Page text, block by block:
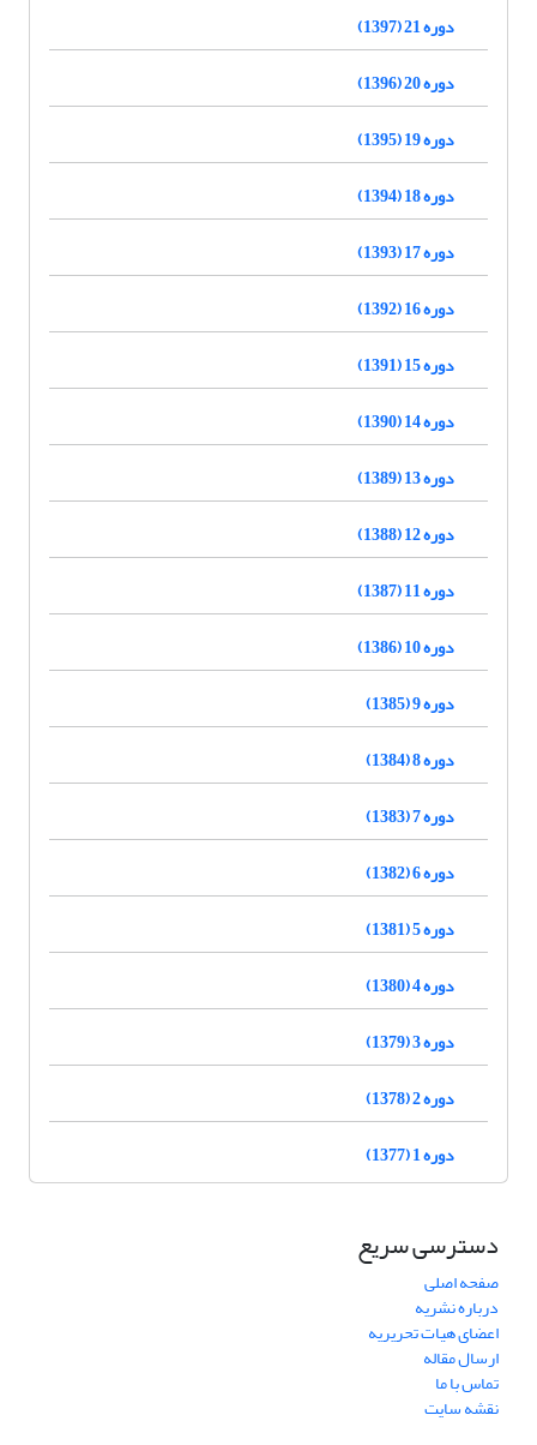
دوره 21 (1397)
دوره 20 (1396)
دوره 19 (1395)
دوره 18 (1394)
دوره 17 (1393)
دوره 16 (1392)
دوره 15 (1391)
دوره 14 (1390)
دوره 13 (1389)
دوره 12 (1388)
دوره 11 (1387)
دوره 10 (1386)
دوره 9 (1385)
دوره 8 (1384)
دوره 7 (1383)
دوره 6 (1382)
دوره 5 (1381)
دوره 4 (1380)
دوره 3 (1379)
دوره 2 (1378)
دوره 1 (1377)
دسترسی سریع
صفحه اصلی
درباره نشریه
اعضای هیات تحریریه
ارسال مقاله
تماس با ما
نقشه سایت